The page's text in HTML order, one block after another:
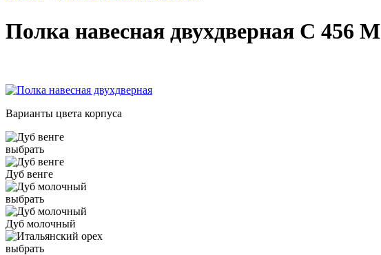
Полка навесная двухдверная С 456 М
Варианты цвета корпуса
выбрать
Дуб венге
выбрать
Дуб молочный
выбрать